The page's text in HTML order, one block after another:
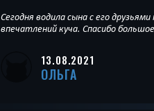
Сегодня водила сына с его
впечатлений куча. Спасибо
13.08.2021
ОЛЬГА